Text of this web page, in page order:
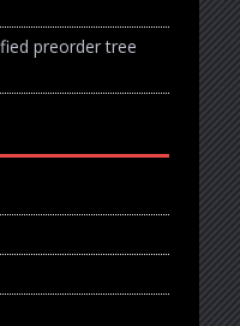
preorder tree